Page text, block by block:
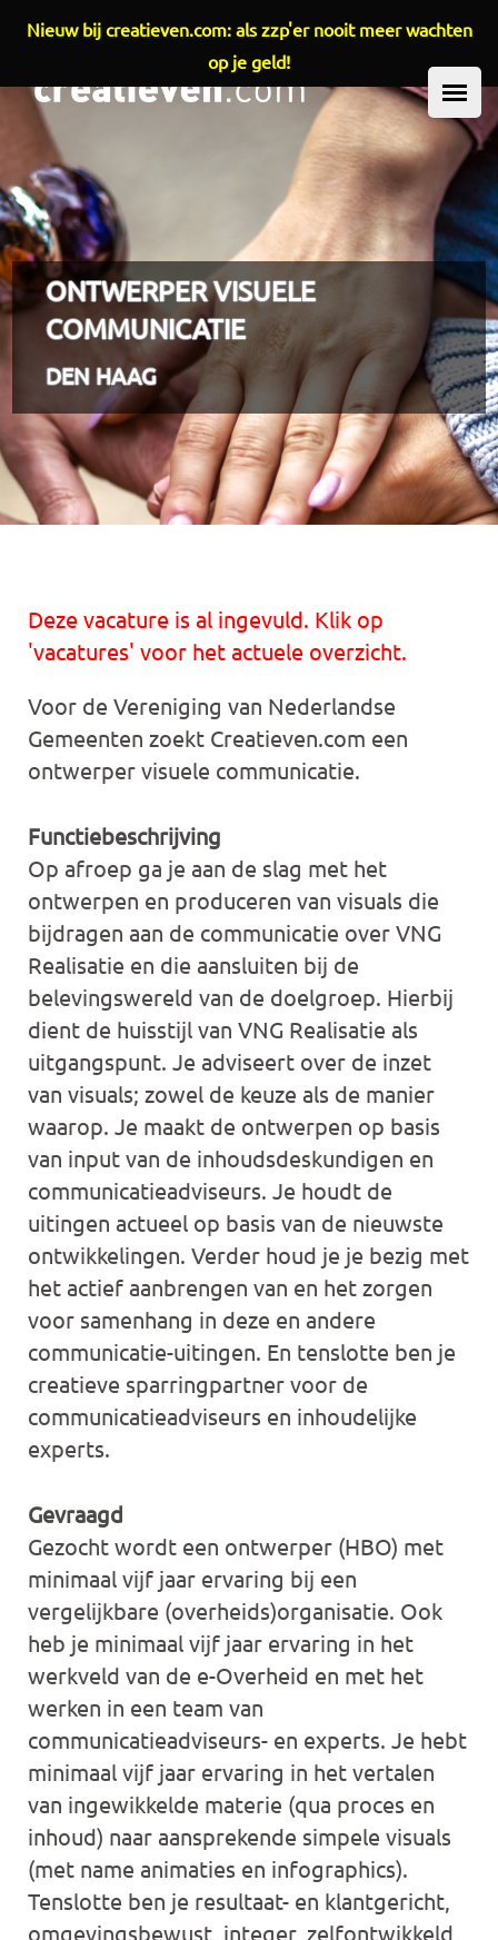
Overslaan en naar de inhoud gaan
HOOFDMENU
ONTWERPER VISUELE
COMMUNICATIE
DEN HAAG
Deze vacature is al ingevuld. Klik op
'vacatures' voor het actuele overzicht.
Voor de Vereniging van Nederlandse
Gemeenten zoekt Creatieven.com een
ontwerper visuele communicatie.
Functiebeschrijving
Op afroep ga je aan de slag met het
ontwerpen en produceren van visuals die
bijdragen aan de communicatie over VNG
Realisatie en die aansluiten bij de
belevingswereld van de doelgroep. Hierbij
dient de huisstijl van VNG Realisatie als
uitgangspunt. Je adviseert over de inzet
van visuals; zowel de keuze als de manier
waarop. Je maakt de ontwerpen op basis
van input van de inhoudsdeskundigen en
communicatieadviseurs. Je houdt de
uitingen actueel op basis van de nieuwste
ontwikkelingen. Verder houd je je bezig met
het actief aanbrengen van en het zorgen
voor samenhang in deze en andere
communicatie-uitingen. En tenslotte ben je
creatieve sparringpartner voor de
communicatieadviseurs en inhoudelijke
experts.
Gevraagd
Gezocht wordt een ontwerper (HBO) met
minimaal vijf jaar ervaring bij een
vergelijkbare (overheids)organisatie. Ook
heb je minimaal vijf jaar ervaring in het
werkveld van de e-Overheid en met het
werken in een team van
communicatieadviseurs- en experts. Je hebt
minimaal vijf jaar ervaring in het vertalen
van ingewikkelde materie (qua proces en
inhoud) naar aansprekende simpele visuals
(met name animaties en infographics).
Tenslotte ben je resultaat- en klantgericht,
omgevingsbewust, integer, zelfontwikkeld,
Nieuw bij creatieven.com: als zzp'er nooit meer wachten
op je geld!